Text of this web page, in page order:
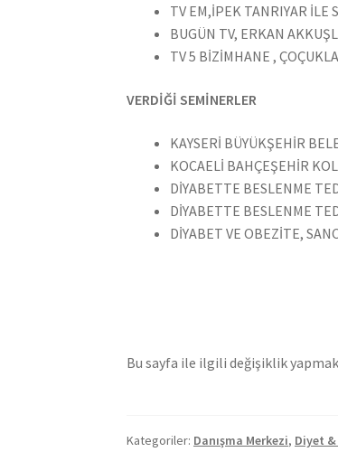
TV EM,İPEK TANRIYAR İLE
BUGÜN TV, ERKAN
TV 5 BİZİMHANE ,
VERDİĞİ SEMİNERLER
KAYSERİ BÜYÜKŞEHİR
KOCAELİ BAHÇEŞEHİR
DİYABETTE BESLENME
DİYABETTE BESLENME
DİYABET VE OBEZİTE,
Bu sayfa ile ilgili değişiklik
Kategoriler: Danışma Merkezi, Diyet &